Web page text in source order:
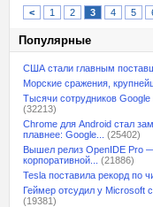
< 1 2 3 4 5
Популярные
США стали главным
Морские сражения,
Тысячи сотрудников Google
(32213)
Chrome для Android стал
плавнее: Google...
(25402)
Вышел релиз OpenIDE Pro
корпоративной...
(21886)
Tesla поставила рекорд по
Геймер отсудил у Microsoft
(19381)